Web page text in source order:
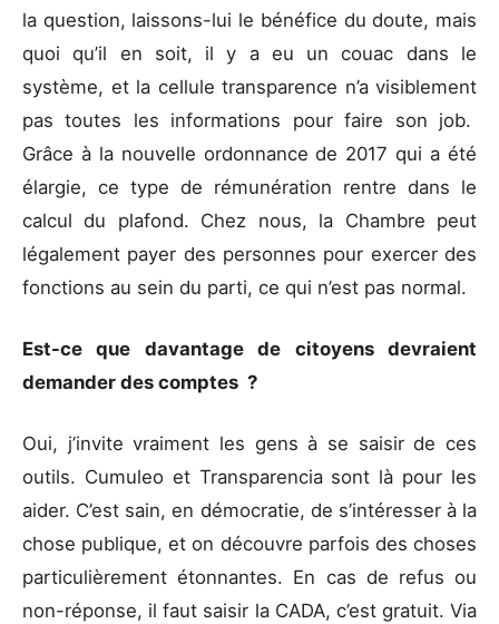
la question, laissons-lui le bénéfice du doute, mais
quoi qu’il en soit, il y a eu un couac dans le
système, et la cellule transparence n’a visiblement
pas toutes les informations pour faire son job.
Grâce à la nouvelle ordonnance de 2017 qui a été
élargie, ce type de rémunération rentre dans le
calcul du plafond. Chez nous, la Chambre peut
légalement payer des personnes pour exercer des
fonctions au sein du parti, ce qui n’est pas normal.
Est-ce que davantage de citoyens devraient
demander des comptes ?
Oui, j’invite vraiment les gens à se saisir de ces
outils. Cumuleo et Transparencia sont là pour les
aider. C’est sain, en démocratie, de s’intéresser à la
chose publique, et on découvre parfois des choses
particulièrement étonnantes. En cas de refus ou
non-réponse, il faut saisir la CADA, c’est gratuit. Via